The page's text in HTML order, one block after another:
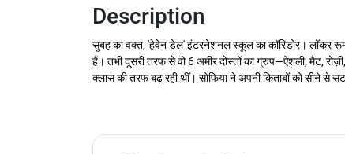
Description
सुबह का वक्त, 'हेवेन डेल' इंटरनेशनल स्कूल का कॉरिडोर। लॉकर रूम
हैं। तभी दूसरी तरफ से वो 6 अमीर दोस्तों का ग्रुप—ऐशली, मैट,
क्लास की तरफ बढ़ रही थीं। सोफिया ने अपनी किताबों को सीने से